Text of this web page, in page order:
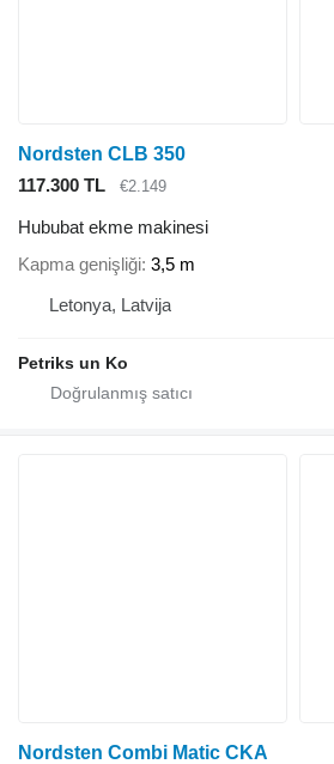
Nordsten CLB 350
117.300 TL
€2.149
Hububat ekme makinesi
Kapma genişliği 3,5 m
Letonya, Latvija
Petriks un Ko
Nordsten Combi Matic CKA